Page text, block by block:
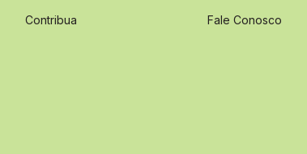
Contribua
Fale Conosco